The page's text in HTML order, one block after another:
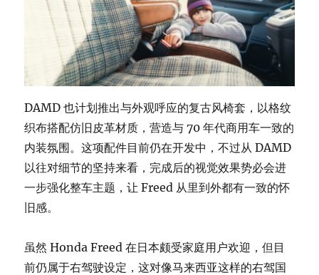
DAMD 也计划推出与外观呼应的复古风椅套，以格纹
织布搭配仿旧皮革材质，营造与 70 年代商用车一致的
内装氛围。这项配件目前仍在开发中，不过从 DAMD
以往对细节的坚持来看，完成后的视觉效果势必会进
一步强化整车主题，让 Freed 从里到外都有一致的怀
旧感。
虽然 Honda Freed 在日本颇受家庭用户欢迎，但目
前仍属于右驾驶设定，这对像马来西亚这样的右驾国